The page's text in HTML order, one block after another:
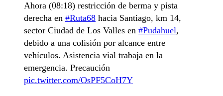
Ahora (08:18) restricción de berma y pista
derecha en #Ruta68 hacia Santiago, km 14,
sector Ciudad de Los Valles en #Pudahuel,
debido a una colisión por alcance entre
vehículos. Asistencia vial trabaja en la
emergencia. Precaución
pic.twitter.com/OsPF5CoH7Y